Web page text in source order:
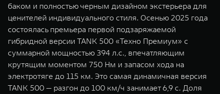
баком и полностью черным дизайном экстерьера для
ценителей индивидуального стиля. Осенью 2025 года
состоялась премьера первой подзаряжаемой
гибридной версии TANK 500 «Техно Премиум» с
суммарной мощностью 394 л.с., впечатляющим
крутящим моментом 750 Нм и запасом хода на
электротяге до 115 км. Это самая динамичная версия
TANK 500 — разгон до 100 км/ч занимает 6,9 с. Доля